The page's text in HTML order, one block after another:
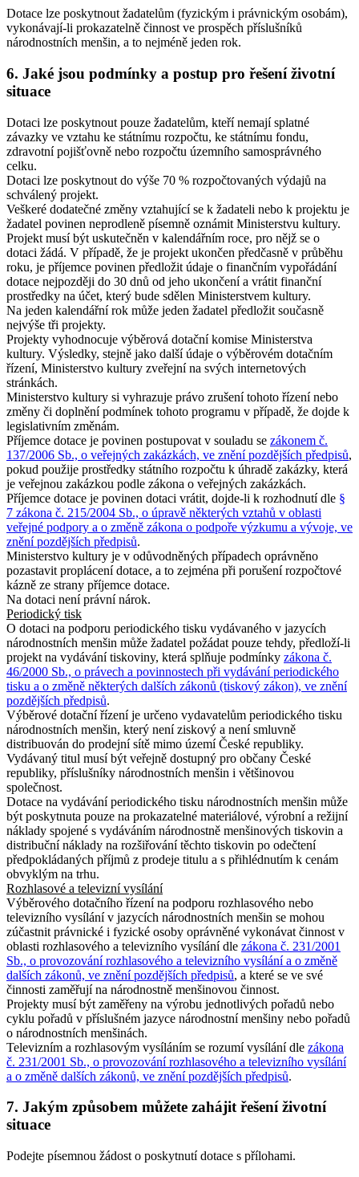
Dotace lze poskytnout žadatelům (fyzickým i právnickým osobám),
vykonávají-li prokazatelně činnost ve prospěch příslušníků
národnostních menšin, a to nejméně jeden rok.
6. Jaké jsou podmínky a postup pro řešení životní
situace
Dotaci lze poskytnout pouze žadatelům, kteří nemají splatné
závazky ve vztahu ke státnímu rozpočtu, ke státnímu fondu,
zdravotní pojišťovně nebo rozpočtu územního samosprávného
celku.
Dotaci lze poskytnout do výše 70 % rozpočtovaných výdajů na
schválený projekt.
Veškeré dodatečné změny vztahující se k žadateli nebo k projektu je
žadatel povinen neprodleně písemně oznámit Ministerstvu kultury.
Projekt musí být uskutečněn v kalendářním roce, pro nějž se o
dotaci žádá. V případě, že je projekt ukončen předčasně v průběhu
roku, je příjemce povinen předložit údaje o finančním vypořádání
dotace nejpozději do 30 dnů od jeho ukončení a vrátit finanční
prostředky na účet, který bude sdělen Ministerstvem kultury.
Na jeden kalendářní rok může jeden žadatel předložit současně
nejvýše tři projekty.
Projekty vyhodnocuje výběrová dotační komise Ministerstva
kultury. Výsledky, stejně jako další údaje o výběrovém dotačním
řízení, Ministerstvo kultury zveřejní na svých internetových
stránkách.
Ministerstvo kultury si vyhrazuje právo zrušení tohoto řízení nebo
změny či doplnění podmínek tohoto programu v případě, že dojde k
legislativním změnám.
Příjemce dotace je povinen postupovat v souladu se zákonem č.
137/2006 Sb., o veřejných zakázkách, ve znění pozdějších předpisů,
pokud použije prostředky státního rozpočtu k úhradě zakázky, která
je veřejnou zakázkou podle zákona o veřejných zakázkách.
Příjemce dotace je povinen dotaci vrátit, dojde-li k rozhodnutí dle §
7 zákona č. 215/2004 Sb., o úpravě některých vztahů v oblasti
veřejné podpory a o změně zákona o podpoře výzkumu a vývoje, ve
znění pozdějších předpisů.
Ministerstvo kultury je v odůvodněných případech oprávněno
pozastavit proplácení dotace, a to zejména při porušení rozpočtové
kázně ze strany příjemce dotace.
Na dotaci není právní nárok.
Periodický tisk
O dotaci na podporu periodického tisku vydávaného v jazycích
národnostních menšin může žadatel požádat pouze tehdy, předloží-li
projekt na vydávání tiskoviny, která splňuje podmínky zákona č.
46/2000 Sb., o právech a povinnostech při vydávání periodického
tisku a o změně některých dalších zákonů (tiskový zákon), ve znění
pozdějších předpisů.
Výběrové dotační řízení je určeno vydavatelům periodického tisku
národnostních menšin, který není ziskový a není smluvně
distribuován do prodejní sítě mimo území České republiky.
Vydávaný titul musí být veřejně dostupný pro občany České
republiky, příslušníky národnostních menšin i většinovou
společnost.
Dotace na vydávání periodického tisku národnostních menšin může
být poskytnuta pouze na prokazatelné materiálové, výrobní a režijní
náklady spojené s vydáváním národnostně menšinových tiskovin a
distribuční náklady na rozšiřování těchto tiskovin po odečtení
předpokládaných příjmů z prodeje titulu a s přihlédnutím k cenám
obvyklým na trhu.
Rozhlasové a televizní vysílání
Výběrového dotačního řízení na podporu rozhlasového nebo
televizního vysílání v jazycích národnostních menšin se mohou
zúčastnit právnické i fyzické osoby oprávněné vykonávat činnost v
oblasti rozhlasového a televizního vysílání dle zákona č. 231/2001
Sb., o provozování rozhlasového a televizního vysílání a o změně
dalších zákonů, ve znění pozdějších předpisů, a které se ve své
činnosti zaměřují na národnostně menšinovou činnost.
Projekty musí být zaměřeny na výrobu jednotlivých pořadů nebo
cyklu pořadů v příslušném jazyce národnostní menšiny nebo pořadů
o národnostních menšinách.
Televizním a rozhlasovým vysíláním se rozumí vysílání dle zákona
č. 231/2001 Sb., o provozování rozhlasového a televizního vysílání
a o změně dalších zákonů, ve znění pozdějších předpisů.
7. Jakým způsobem můžete zahájit řešení životní
situace
Podejte písemnou žádost o poskytnutí dotace s přílohami.